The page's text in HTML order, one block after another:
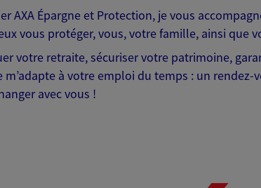
AXA Épargne et Protection, je vous
vous protéger, vous, votre famille, ainsi que
votre retraite, sécuriser votre patrimoine,
m’adapte à votre emploi du temps : un
avec vous !